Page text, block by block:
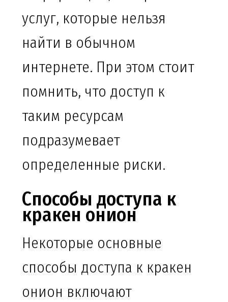
услуг, которые нельзя
найти в обычном
интернете. При этом стоит
помнить, что доступ к
таким ресурсам
подразумевает
определенные риски.
Способы доступа к
кракен онион
Некоторые основные
способы доступа к кракен
онион включают